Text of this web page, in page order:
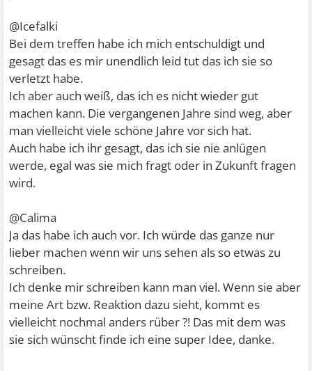
@Icefalki
Bei dem treffen habe ich mich entschuldigt und
gesagt das es mir unendlich leid tut das ich sie so
verletzt habe.
Ich aber auch weiß, das ich es nicht wieder gut
machen kann. Die vergangenen Jahre sind weg, aber
man vielleicht viele schöne Jahre vor sich hat.
Auch habe ich ihr gesagt, das ich sie nie anlügen
werde, egal was sie mich fragt oder in Zukunft fragen
wird.
@Calima
Ja das habe ich auch vor. Ich würde das ganze nur
lieber machen wenn wir uns sehen als so etwas zu
schreiben.
Ich denke mir schreiben kann man viel. Wenn sie aber
meine Art bzw. Reaktion dazu sieht, kommt es
vielleicht nochmal anders rüber ?! Das mit dem was
sie sich wünscht finde ich eine super Idee, danke.